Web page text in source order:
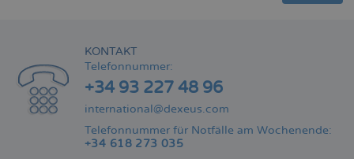
KONTAKT
Telefonnummer:
+34 93 227 48 96
international@dexeus.com
Telefonnummer für Notfälle am Wochenende:
+34 618 273 035